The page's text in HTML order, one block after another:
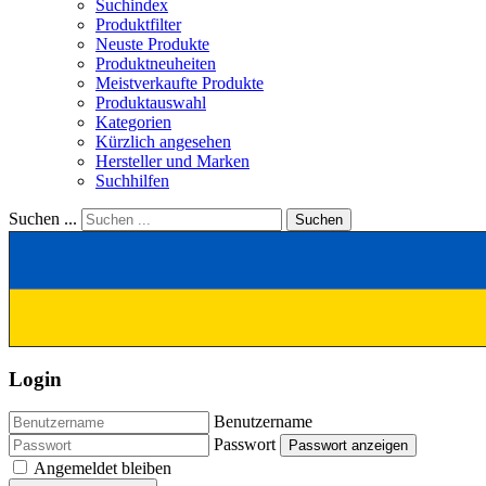
Suchindex
Produktfilter
Neuste Produkte
Produktneuheiten
Meistverkaufte Produkte
Produktauswahl
Kategorien
Kürzlich angesehen
Hersteller und Marken
Suchhilfen
Suchen ... Suchen
Login
Benutzername
Passwort
Passwort anzeigen
Angemeldet bleiben